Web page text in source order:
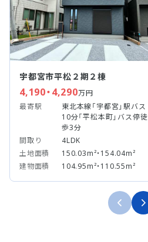
宇都宮市平松２期２棟
4,190・4,290万円
最寄駅
東北本線「宇都宮」駅バス
10分「平松本町」バス停徒
歩3分
間取り
4LDK
土地面積
150.03m²・154.04m²
建物面積
104.95m²・110.55m²